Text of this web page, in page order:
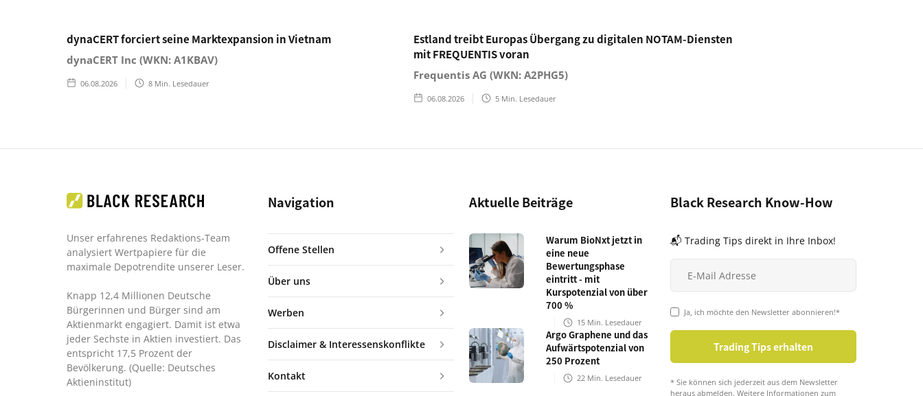
dynaCERT forciert seine Marktexpansion in Vietnam
dynaCERT Inc (WKN: A1KBAV)
06.08.2026 8 Min. Lesedauer
Estland treibt Europas Übergang zu digitalen NOTAM-Diensten
mit FREQUENTIS voran
Frequentis AG (WKN: A2PHG5)
06.08.2026 5 Min. Lesedauer
Unser erfahrenes Redaktions-Team
analysiert Wertpapiere für die
maximale Depotrendite unserer Leser.
Knapp 12,4 Millionen Deutsche
Bürgerinnen und Bürger sind am
Aktienmarkt engagiert. Damit ist etwa
jeder Sechste in Aktien investiert. Das
entspricht 17,5 Prozent der
Bevölkerung. (Quelle: Deutsches
Aktieninstitut)
Navigation
Offene Stellen
Über uns
Werben
Disclaimer & Interessenskonflikte
Kontakt
Aktuelle Beiträge
Warum BioNxt jetzt in
eine neue
Bewertungsphase
eintritt - mit
Kurspotenzial von über
700 %
15 Min. Lesedauer
Argo Graphene und das
Aufwärtspotenzial von
250 Prozent
22 Min. Lesedauer
Black Research Know-How
📬 Trading Tips direkt in Ihre Inbox!
Ja, ich möchte den Newsletter abonnieren!*
* Sie können sich jederzeit aus dem Newsletter
heraus abmelden. Weitere Informationen zum